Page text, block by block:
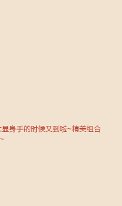
身手的时候又到啦~精美组合